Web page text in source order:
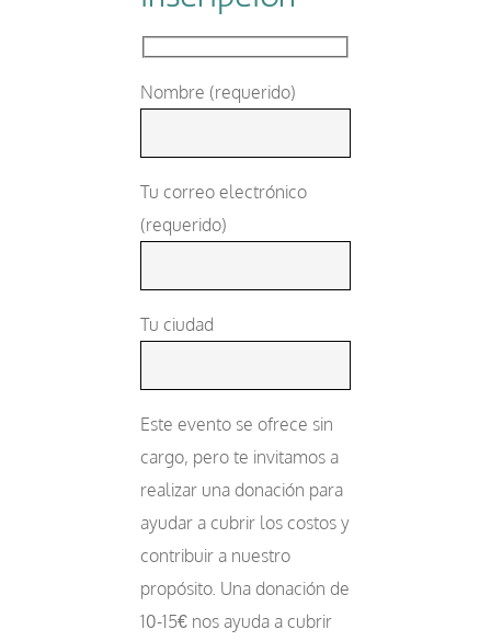
Nombre (requerido)
Tu correo electrónico
(requerido)
Tu ciudad
Este evento se ofrece sin
cargo, pero te invitamos a
realizar una donación para
ayudar a cubrir los costos y
contribuir a nuestro
propósito. Una donación de
10-15€ nos ayuda a cubrir